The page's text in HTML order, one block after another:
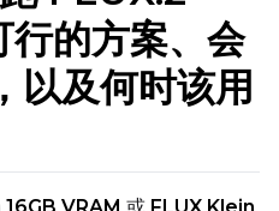
QUANTIZATION
Transformer
qfloat8 (default)
的方案、会
以及何时该用
VRAM 或 FLUX Klein